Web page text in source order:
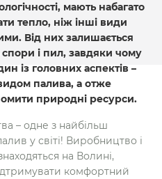
мають набагато
тепло, ніж інші види
Від них залишається
і пил, завдяки чому
із головних аспектів –
палива, а отже
природні ресурси.
– одне з найбільш
у світі! Виробництво і
на Волині,
комфортний